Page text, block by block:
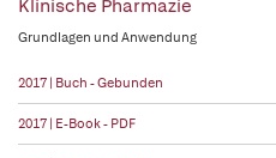
Klinische Pharmazie
Grundlagen und Anwendung
2017 | Buch - Gebunden
2017 | E-Book - PDF